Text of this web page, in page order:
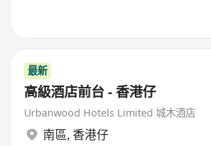
最新
高級酒店前台 - 香港仔
Urbanwood Hotels Limited 城木酒店
南區, 香港仔